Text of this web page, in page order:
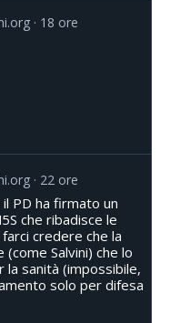
18 ore
22 ore
il PD ha firmato un
che ribadisce le
credere che la
(come Salvini) che lo
sanità (impossibile,
solo per difesa